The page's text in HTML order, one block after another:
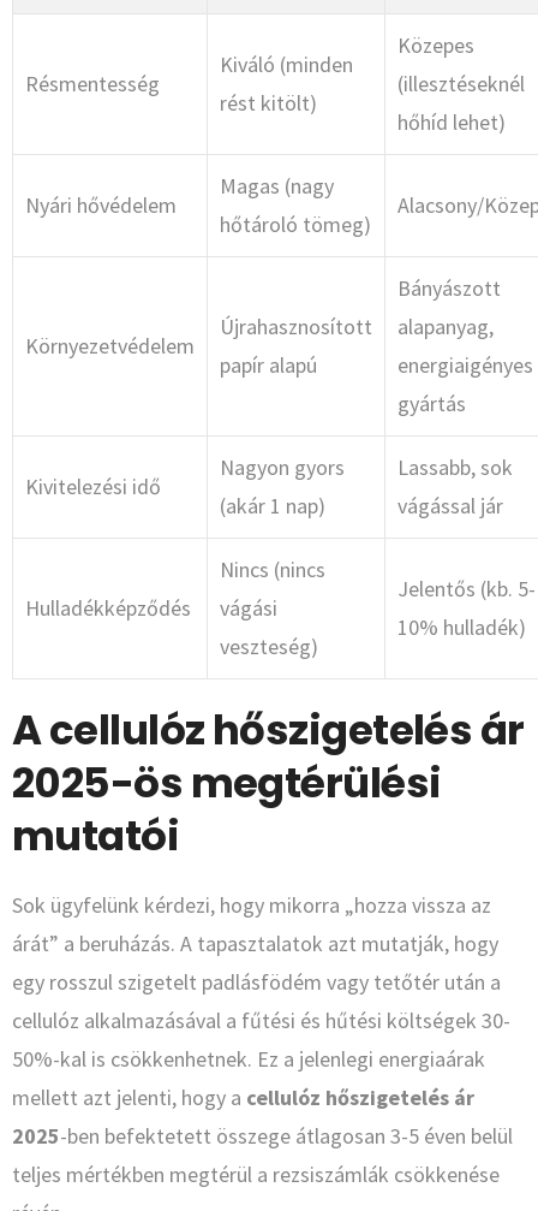
Résmentesség
Kiváló (minden
rést kitölt)
Közepes
(illesztéseknél
hőhíd lehet)
Nyári hővédelem
Magas (nagy
hőtároló tömeg)
Alacsony/
Környezetvédelem
Újrahasznosított
papír alapú
Bányászott
alapanyag,
energiaigényes
gyártás
Kivitelezési idő
Nagyon gyors
(akár 1 nap)
Lassabb, sok
vágással jár
Hulladékképződés
Nincs (nincs
vágási
veszteség)
Jelentős (kb. 5-
10% hulladék)
A cellulóz hőszigetelés ár
2025-ös megtérülési
mutatói
Sok ügyfelünk kérdezi, hogy mikorra „hozza vissza az
árát” a beruházás. A tapasztalatok azt mutatják, hogy
egy rosszul szigetelt padlásfödém vagy tetőtér után a
cellulóz alkalmazásával a fűtési és hűtési költségek 30-
50%-kal is csökkenhetnek. Ez a jelenlegi energiaárak
mellett azt jelenti, hogy a cellulóz hőszigetelés ár
2025-ben befektetett összege átlagosan 3-5 éven belül
teljes mértékben megtérül a rezsiszámlák csökkenése